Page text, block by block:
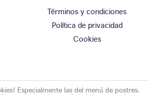
Términos y condiciones
Política de privacidad
Cookies
Especialmente las del menú de postres.